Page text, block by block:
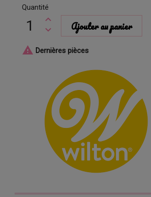
Quantité
Ajouter au panier
 Dernières pièces